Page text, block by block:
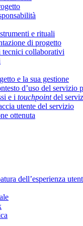
e rituali
di progetto
tecnici collaborativi
e la sua gestione
d’uso del servizio
e i touchpointdel
utente del servizio
ottenuta
dell’esperienza